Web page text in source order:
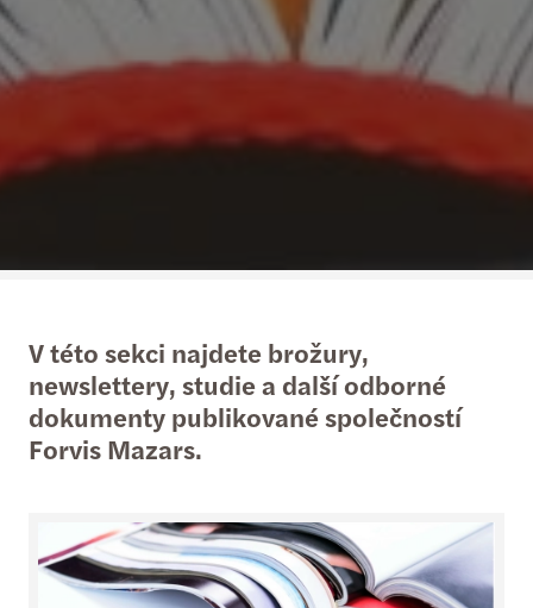
V této sekci najdete brožury,
newslettery, studie a další odborné
dokumenty publikované společností
Forvis Mazars.